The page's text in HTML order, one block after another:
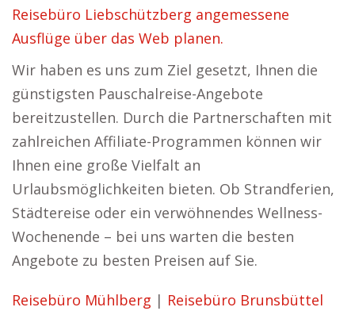
Reisebüro Liebschützberg angemessene
Ausflüge über das Web planen.
Wir haben es uns zum Ziel gesetzt, Ihnen die
günstigsten Pauschalreise-Angebote
bereitzustellen. Durch die Partnerschaften mit
zahlreichen Affiliate-Programmen können wir
Ihnen eine große Vielfalt an
Urlaubsmöglichkeiten bieten. Ob Strandferien,
Städtereise oder ein verwöhnendes Wellness-
Wochenende – bei uns warten die besten
Angebote zu besten Preisen auf Sie.
Reisebüro Mühlberg | Reisebüro Brunsbüttel